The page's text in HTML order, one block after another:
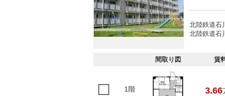
北陸鉄道石
北陸鉄道石
間取り図 賃
1階 3.66